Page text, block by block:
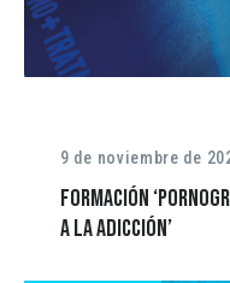
9 de noviembre de
Formación
a la adicción’